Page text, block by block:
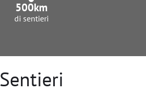
500km
di sentieri
Sentieri